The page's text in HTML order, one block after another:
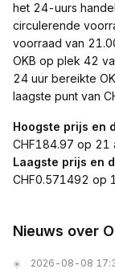
het 24-uurs
circulerende
voorraad van
OKB op plek 42
24 uur bereikte
laagste punt van
Hoogste prijs en
CHF184.97 op 21
Laagste prijs en
CHF0.571492 op
Nieuws over
2026-08-08